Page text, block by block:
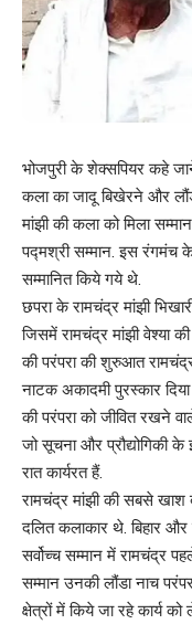
भोजपुरी के शेक्सपियर कहे
कला का जादू बिखेरने और
मांझी की कला को मिला
पद्मश्री सम्मान. इस रंगमंच
सम्मानित किये गये थे.
छपरा के रामचंद्र मांझी
जिसमें रामचंद्र मांझी वेश्या
की परंपरा की शुरुआत
नाटक अकादमी पुरस्कार दिया
की परंपरा को जीवित रखने
जो सूचना और प्रौद्योगिकी
रात कार्यरत हैं.
रामचंद्र मांझी की सबसे खाश
दलित कलाकार थे. बिहार
सर्वोच्च सम्मान में रामचंद्र
सम्मान उनकी लौंडा नाच
क्षेत्रों में किये जा रहे कार्य